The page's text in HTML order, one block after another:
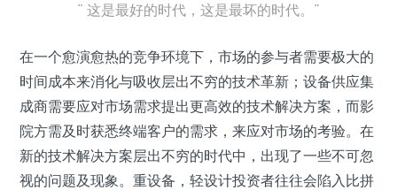
“ 这是最好的时代，这是最坏的时代。”
在一个愈演愈热的竞争环境下，市场的参与者需要极大的
时间成本来消化与吸收层出不穷的技术革新；设备供应集
成商需要应对市场需求提出更高效的技术解决方案，而影
院方需及时获悉终端客户的需求，来应对市场的考验。在
新的技术解决方案层出不穷的时代中，出现了一些不可忽
视的问题及现象。重设备，轻设计投资者往往会陷入比拼